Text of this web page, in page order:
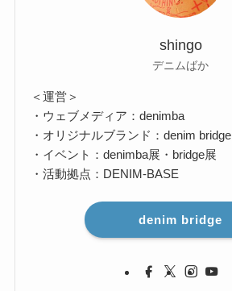
shingo
デニムばか
＜運営＞
・ウェブメディア：denimba
・オリジナルブランド：denim bridge
・イベント：denimba展・bridge展
・活動拠点：DENIM-BASE
denim bridge